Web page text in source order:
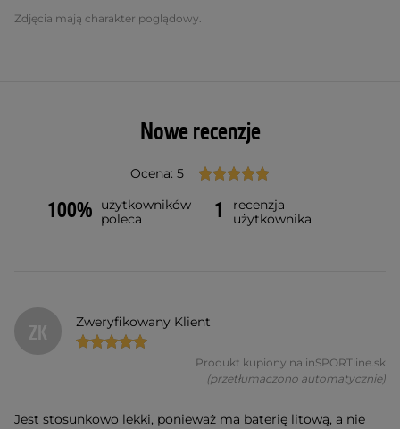
Zdjęcia mają charakter poglądowy.
Nowe recenzje
Ocena: 5
100%
użytkowników
poleca
1
recenzja
użytkownika
ZK Zweryfikowany Klient
Produkt kupiony na inSPORTline.sk
(przetłumaczono automatycznie)
Jest stosunkowo lekki, ponieważ ma baterię litową, a nie